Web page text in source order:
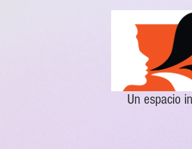
Un espacio